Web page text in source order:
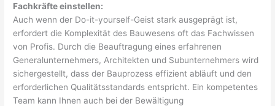
Fachkräfte einstellen:
Auch wenn der Do-it-yourself-Geist stark ausgeprägt ist,
erfordert die Komplexität des Bauwesens oft das Fachwissen
von Profis. Durch die Beauftragung eines erfahrenen
Generalunternehmers, Architekten und Subunternehmers wird
sichergestellt, dass der Bauprozess effizient abläuft und den
erforderlichen Qualitätsstandards entspricht. Ein kompetentes
Team kann Ihnen auch bei der Bewältigung